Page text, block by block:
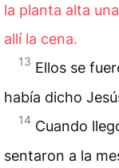
la planta alta
allí la cena.
13 Ellos se
había dicho
14 Cuando
sentaron a la